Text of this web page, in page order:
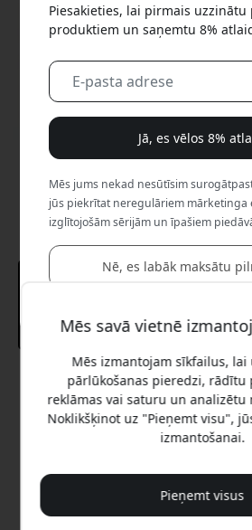
Ieteicamā
44.99
Ir noliktavā — gatavs
Mēs savā vietnē
Mēs izmantojam sīkfailus,
pārlūkošanas pieredzi, rādītu
reklāmas vai saturu un
Noklikšķinot uz "Pieņemt visu",
izmantošanai.
Pieņemt visus
Piesakieties, lai pirmais
produktiem un saņemtu 8%
Jā, es vēlos 8%
Mēs jums nekad nesūtīsim
jūs piekrītat neregulāriem mārketinga
izglītojošām sērijām un īpašiem
Nē, es labāk maksātu
Izmantojiet šo kodu, veicot
saņemtu 8%